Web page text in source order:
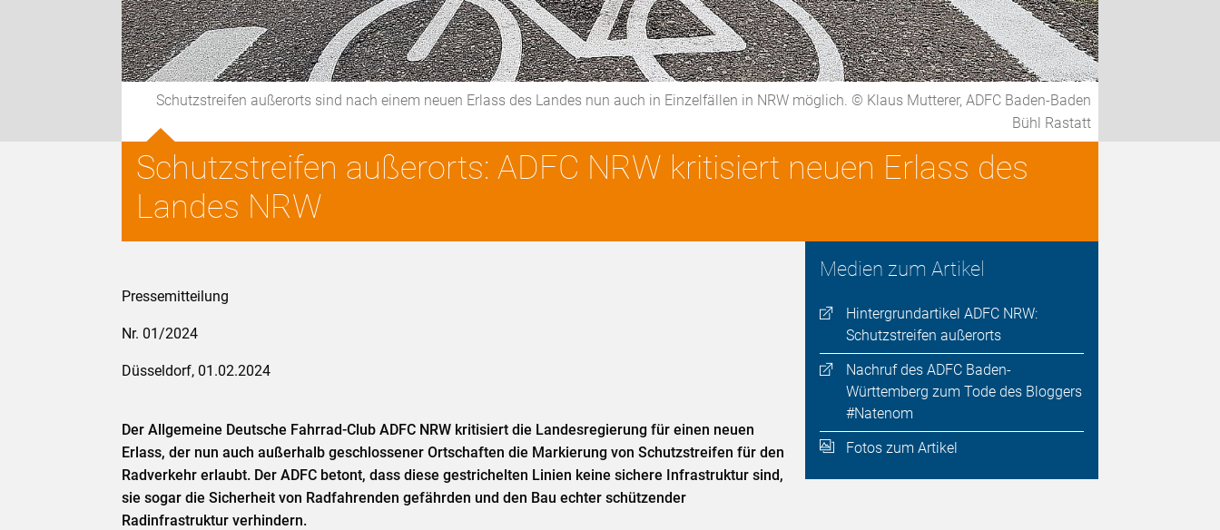
Schutzstreifen außerorts sind nach einem neuen Erlass des Landes nun auch in Einzelfällen in NRW möglich. © Klaus Mutterer, ADFC Baden-Baden
Bühl Rastatt
Schutzstreifen außerorts: ADFC NRW kritisiert neuen Erlass des
Landes NRW
Medien zum Artikel
Hintergrundartikel ADFC NRW:
Schutzstreifen außerorts
Nachruf des ADFC Baden-
Württemberg zum Tode des Bloggers
#Natenom
Fotos zum Artikel
Pressemitteilung
Nr. 01/2024
Düsseldorf, 01.02.2024
Der Allgemeine Deutsche Fahrrad-Club ADFC NRW kritisiert die Landesregierung für einen neuen
Erlass, der nun auch außerhalb geschlossener Ortschaften die Markierung von Schutzstreifen für den
Radverkehr erlaubt. Der ADFC betont, dass diese gestrichelten Linien keine sichere Infrastruktur sind,
sie sogar die Sicherheit von Radfahrenden gefährden und den Bau echter schützender
Radinfrastruktur verhindern.